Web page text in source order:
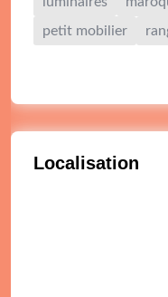
petit mobilier
Localisation